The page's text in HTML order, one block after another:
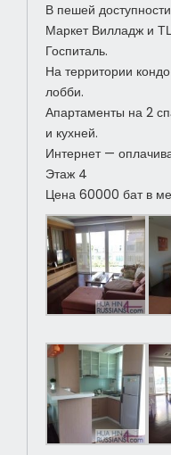
В пешей
Маркет Вилладж и
Госпиталь.
На территории
лобби.
Апартаменты на 2
и кухней.
Интернет —
Этаж 4
Цена 60000 бат в